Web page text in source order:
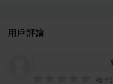
用戶評論
給予